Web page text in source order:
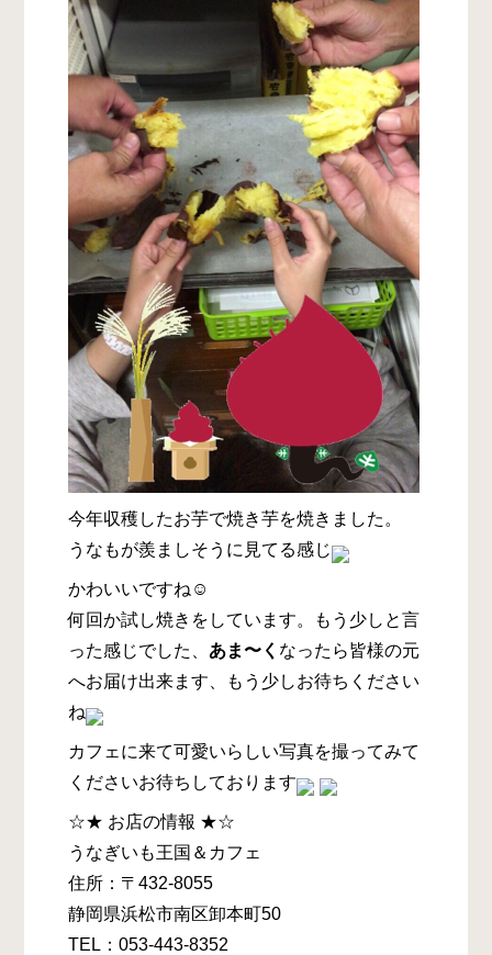
今年収穫したお芋で焼き芋を焼きました。
うなもが羨ましそうに見てる感じ
かわいいですね☺️
何回か試し焼きをしています。もう少しと言
った感じでした、 あま〜く なったら皆様の元
へお届け出来ます、もう少しお待ちください
ね
カフェに来て可愛いらしい写真を撮ってみて
くださいお待ちしております
☆★ お店の情報 ★☆
うなぎいも王国＆カフェ
住所：〒432-8055
静岡県浜松市南区卸本町50
TEL：053-443-8352